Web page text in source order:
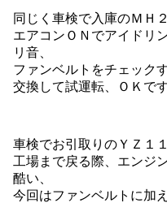
同じく車検で入庫のＭＨ
エアコンＯＮでアイドリ
リ音、
ファンベルトをチェック
交換して試運転、ＯＫです
車検でお引取りのＹＺ１
工場まで戻る際、エンジ
酷い、
今回はファンベルトに加